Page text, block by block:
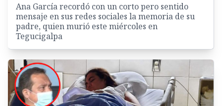
Ana García recordó con un corto pero sentido
mensaje en sus redes sociales la memoria de su
padre, quien murió este miércoles en
Tegucigalpa